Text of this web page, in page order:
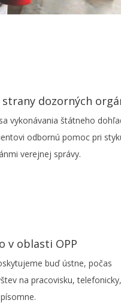
dozorných
vykonávania štátneho
odbornú pomoc pri
verejnej správy.
v oblasti OPP
buď ústne, počas
na pracovisku, telefonicky,